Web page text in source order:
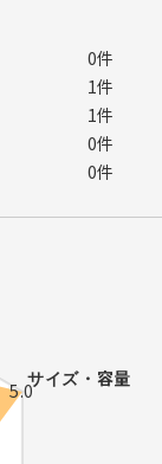
0件
1件
1件
0件
0件